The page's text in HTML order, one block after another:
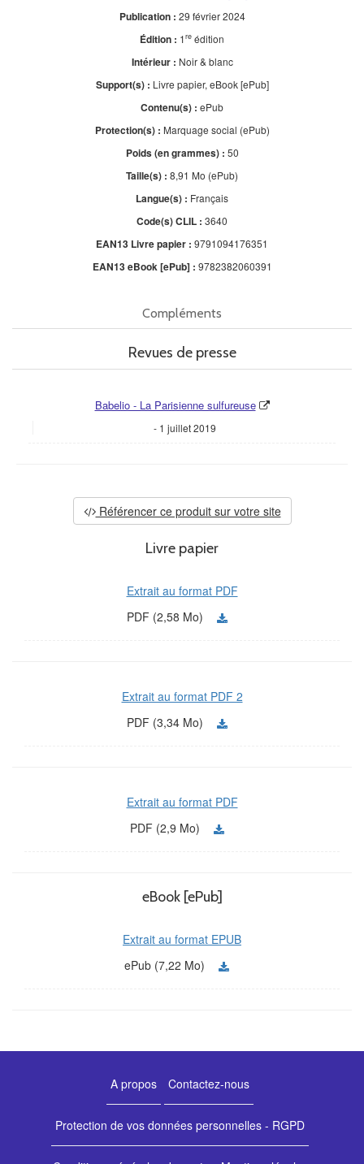
Publication : 29 février 2024
Édition : 1re édition
Intérieur : Noir & blanc
Support(s) : Livre papier, eBook [ePub]
Contenu(s) : ePub
Protection(s) : Marquage social (ePub)
Poids (en grammes) : 50
Taille(s) : 8,91 Mo (ePub)
Langue(s) : Français
Code(s) CLIL : 3640
EAN13 Livre papier : 9791094176351
EAN13 eBook [ePub] : 9782382060391
Compléments
Revues de presse
Babelio - La Parisienne sulfureuse
1 juillet 2019
Référencer ce produit sur votre site
Livre papier
Extrait au format PDF
PDF (2,58 Mo)
Extrait au format PDF 2
PDF (3,34 Mo)
Extrait au format PDF
PDF (2,9 Mo)
eBook [ePub]
Extrait au format EPUB
ePub (7,22 Mo)
A propos Contactez-nous
Protection de vos données personnelles - RGPD